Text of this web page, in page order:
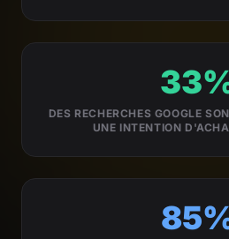
DES RECHERCHES GOOGLE
UNE INTENTION